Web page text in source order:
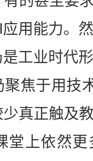
用能力。
工业时代
焦于用技
真正触及
堂上依然